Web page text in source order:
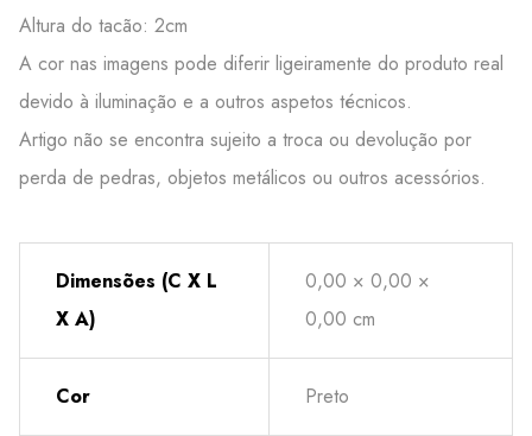
Altura do tacão: 2cm
A cor nas imagens pode diferir ligeiramente do produto real
devido à iluminação e a outros aspetos técnicos.
Artigo não se encontra sujeito a troca ou devolução por
perda de pedras, objetos metálicos ou outros acessórios.
Dimensões (C X L
X A)
0,00 × 0,00 ×
0,00 cm
Cor Preto